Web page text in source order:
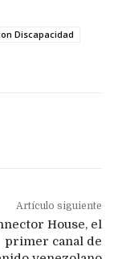
Discapacidad
Artículo siguiente
House, el
primer canal de